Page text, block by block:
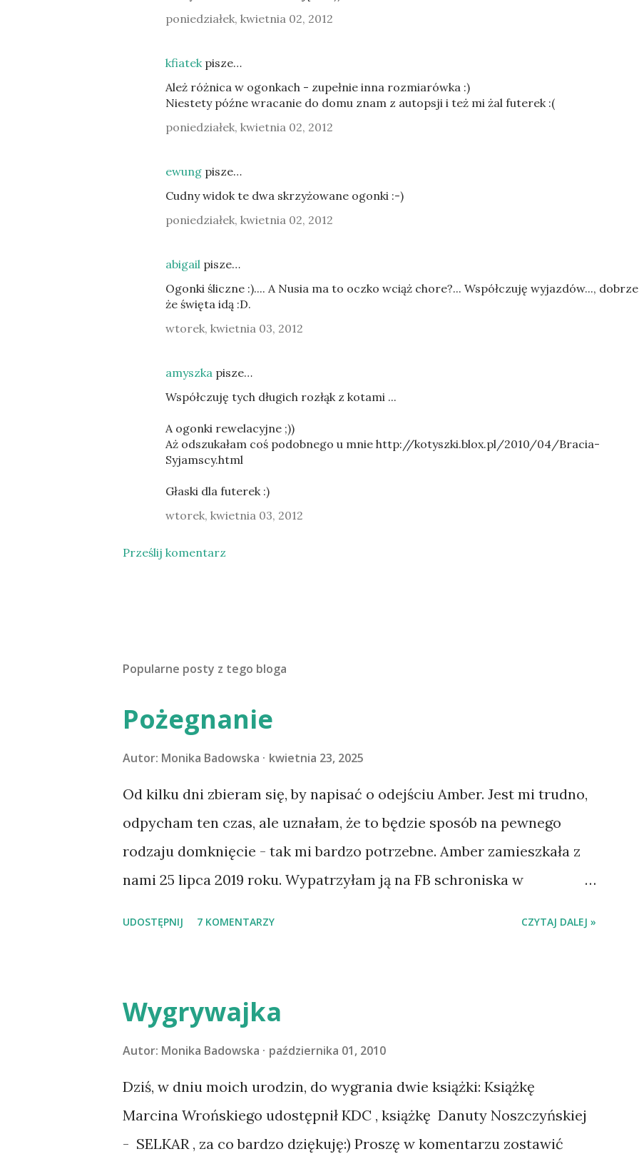
poniedziałek, kwietnia 02, 2012
kfiatekpisze…
Ależ różnica w ogonkach - zupełnie inna rozmiarówka :)
Niestety późne wracanie do domu znam z autopsji i też mi żal futerek :(
poniedziałek, kwietnia 02, 2012
ewung pisze…
Cudny widok te dwa skrzyżowane ogonki :-)
poniedziałek, kwietnia 02, 2012
abigail pisze…
Ogonki śliczne :).... A Nusia ma to oczko wciąż chore?... Współczuję wyjazdów...,
że święta idą :D.
wtorek, kwietnia 03, 2012
amyszka pisze…
Współczuję tych długich rozłąk z kotami ...
A ogonki rewelacyjne ;))
Aż odszukałam coś podobnego u mnie http://kotyszki.blox.pl/2010/04/Bracia-
Syjamscy.html
Głaski dla futerek :)
wtorek, kwietnia 03, 2012
Prześlij komentarz
Popularne posty z tego bloga
Pożegnanie
Autor: Monika Badowska kwietnia 23, 2025
Od kilku dni zbieram się, by napisać o odejściu Amber. Jest mi trudno,
odpycham ten czas, ale uznałam, że to będzie sposób na pewnego
rodzaju domknięcie - tak mi bardzo potrzebne. Amber zamieszkała z
nami 25 lipca 2019 roku. Wypatrzyłam ją na FB schroniska w
przeczytacie TUTAJ i TUTAJ . Gdy już nieco okrzepliśmy w
codzienności z psem, a Amber - z ludźmi i kotami, pojawił się pomysł
na wspólny jesienny wyjazd w Beskid Niski. Zanim to jednak się stało
psica miała atak padaczki, co spowodowało, że wyjazd odwołaliśmy,
wdrożyliśmy leczenie i od nowa zaczęliśmy oswajać z nami i
UDOSTĘPNIJ 7 KOMENTARZY CZYTAJ DALEJ »
Wygrywajka
Autor: Monika Badowska października 01, 2010
Dziś, w dniu moich urodzin, do wygrania dwie książki: Książkę
Marcina Wrońskiego udostępnił KDC , książkę Danuty Noszczyńskiej
- SELKAR , za co bardzo dziękuję:) Proszę w komentarzu zostawić